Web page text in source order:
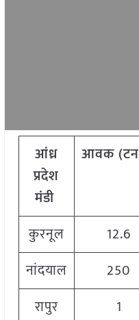
आंध्र
प्रदेश
मंडी
आवक(टन
कुरनूल 12.6
नांदयाल
250
रापुर
1